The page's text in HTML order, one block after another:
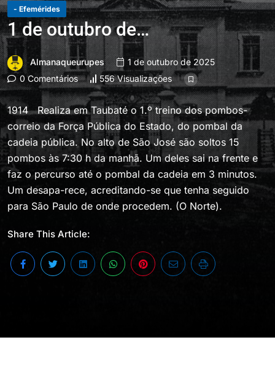
- Efemérides
1 de outubro de…
Almanaqueurupes
1 de outubro de 2025
0 Comentários
556 Visualizações
1914 Realiza em Taubaté o 1.º treino dos pombos-
correio da Força Pública do Estado, do pombal da
cadeia pública. No alto de São José são soltos 15
pombos às 7:30 h da manhã. Um deles sai na frente e
faz o percurso até o pombal da cadeia em 3 minutos.
Um desapa-rece, acreditando-se que tenha seguido
para São Paulo de onde procedem. (O Norte).
Share This Article: